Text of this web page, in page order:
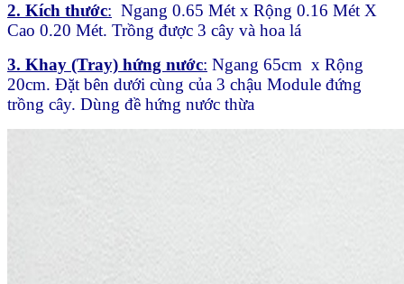
2. Kích thước: Ngang 0.65 Mét x Rộng 0.16 Mét X
Cao 0.20 Mét. Trồng được 3 cây và hoa lá
3. Khay (Tray) hứng nước: Ngang 65cm x Rộng
20cm. Đặt bên dưới cùng của 3 chậu Module đứng
trồng cây. Dùng đề hứng nước thừa